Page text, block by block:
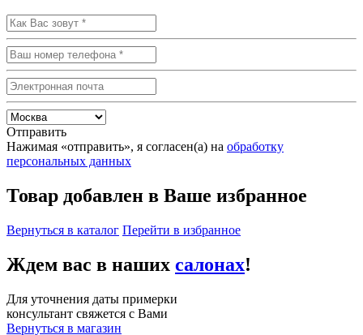
Отправить
Нажимая «отправить», я согласен(а) на обработку
персональных данных
Товар добавлен в Ваше избранное
Вернуться в каталог Перейти в избранное
Ждем вас в наших салонах!
Для уточнения даты примерки
консультант свяжется с Вами
Вернуться в магазин